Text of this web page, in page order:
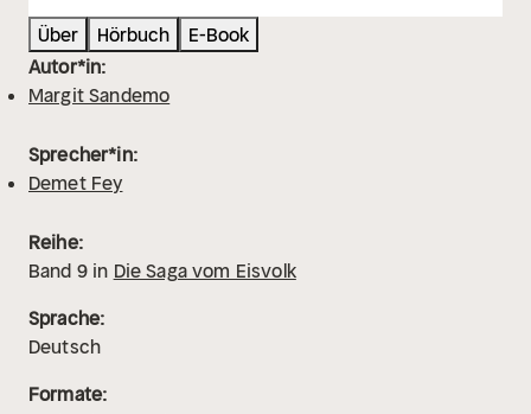
Über Hörbuch
E-Book
Autor*in:
Margit Sandemo
Sprecher*in:
Demet Fey
Reihe:
Band 9in Die Saga vom Eisvolk
Sprache:
Deutsch
Formate: